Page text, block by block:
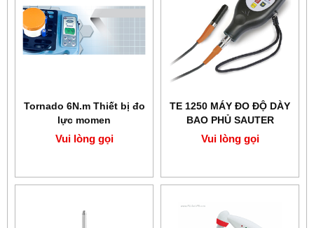
Tornado 6N.m Thiết bị đo
lực momen
Vui lòng gọi
TE 1250 MÁY ĐO ĐỘ DÀY
BAO PHỦ SAUTER
Vui lòng gọi